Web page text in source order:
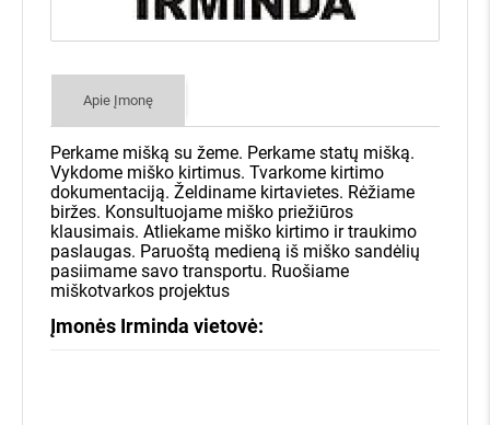
Apie Įmonę
Perkame mišką su žeme. Perkame statų mišką.
Vykdome miško kirtimus. Tvarkome kirtimo
dokumentaciją. Želdiname kirtavietes. Rėžiame
biržes. Konsultuojame miško priežiūros
klausimais. Atliekame miško kirtimo ir traukimo
paslaugas. Paruoštą medieną iš miško sandėlių
pasiimame savo transportu. Ruošiame
miškotvarkos projektus
Įmonės Irminda vietovė:
Klausiate, kaip tai veikia?
Užpildykite kairėje pusėje esančią
sklypo kadastrinį numerį bei savo
kontaktus.
Pateiksime ir išsiųsime Jūsų
miško pasiūlymą daugiau nei 400
įmonių visoje Lietuvoje.
GAUTI KAINŲ PASIŪLYMUS